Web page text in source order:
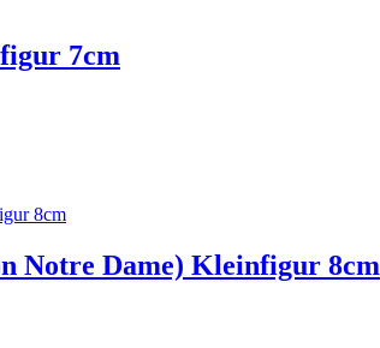
7cm
Notre Dame) Kleinfigur 8cm